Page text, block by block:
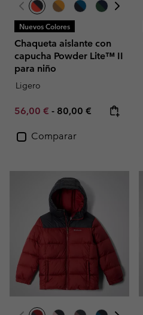
Nuevos Colores
Chaqueta aislante con
capucha Powder Lite™ II
para niño
Ligero
Minimum sale price:
56,00 € - Maximum price:
80,00 €
Comparar